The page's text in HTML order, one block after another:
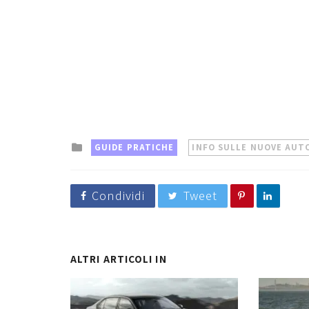
Posted
GUIDE PRATICHE INFO SULLE NUOVE
Condividi Tweet
ALTRI ARTICOLI IN